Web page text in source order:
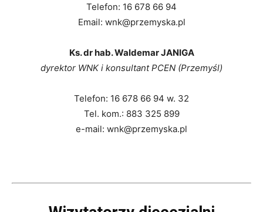
Telefon: 16 678 66 94
Email: wnk@przemyska.pl
Ks. dr hab. Waldemar JANIGA
dyrektor WNK i konsultant PCEN (Przemyśl)
Telefon: 16 678 66 94 w. 32
Tel. kom.: 883 325 899
e-mail: wnk@przemyska.pl